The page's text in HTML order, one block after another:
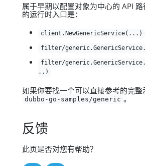
属于早期以配置对象为中心的 API
的运行时入口是：
client.NewGenericService(...)
filter/
filter/
..)
如果你要找一个可以直接参考的完整
dubbo-go-samples/generic 。
反馈
此页是否对您有帮助？